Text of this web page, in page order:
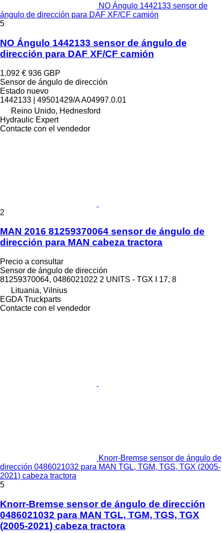
NO Ángulo 1442133 sensor de
ángulo de dirección para DAF XF/CF camión
5
NO Ángulo 1442133 sensor de ángulo de
dirección para DAF XF/CF camión
1.092 € 936 GBP
Sensor de ángulo de dirección
Estado nuevo
1442133 | 49501429/A A04997.0.01
Reino Unido, Hednesford
Hydraulic Expert
Contacte con el vendedor
2
MAN 2016 81259370064 sensor de ángulo de
dirección para MAN cabeza tractora
Precio a consultar
Sensor de ángulo de dirección
81259370064, 0486021022 2 UNITS - TGX I 17, 8
Lituania, Vilnius
EGDA Truckparts
Contacte con el vendedor
Knorr-Bremse sensor de ángulo de
dirección 0486021032 para MAN TGL, TGM, TGS, TGX (2005-
2021) cabeza tractora
5
Knorr-Bremse sensor de ángulo de dirección
0486021032 para MAN TGL, TGM, TGS, TGX
(2005-2021) cabeza tractora